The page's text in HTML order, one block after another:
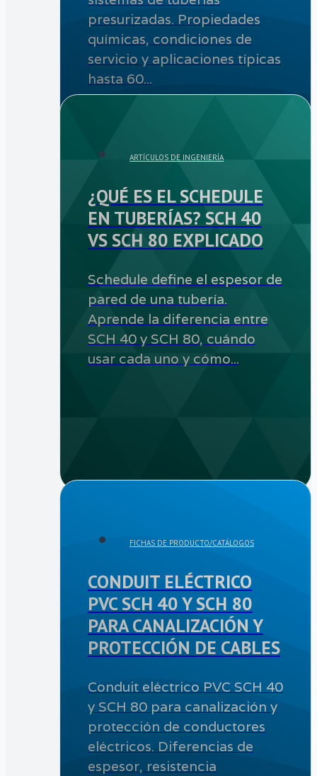
presurizadas. Propiedades
químicas, condiciones de
servicio y aplicaciones típicas
hasta 60...
ARTÍCULOS DE INGENIERÍA
¿QUÉ ES EL SCHEDULE
EN TUBERÍAS? SCH 40
VS SCH 80 EXPLICADO
Schedule define el espesor de
pared de una tubería.
Aprende la diferencia entre
SCH 40 y SCH 80, cuándo
usar cada uno y cómo...
FICHAS DE PRODUCTO/CATÁLOGOS
CONDUIT ELÉCTRICO
PVC SCH 40 Y SCH 80
PARA CANALIZACIÓN Y
PROTECCIÓN DE CABLES
Conduit eléctrico PVC SCH 40
y SCH 80 para canalización y
protección de conductores
eléctricos. Diferencias de
espesor, resistencia